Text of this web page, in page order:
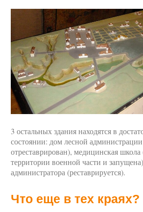
3 остальных здания находятся в
состоянии: дом лесной
отреставрирован), медицинская школа
территории военной части и
администратора (реставрируется).
Что еще в тех краях?